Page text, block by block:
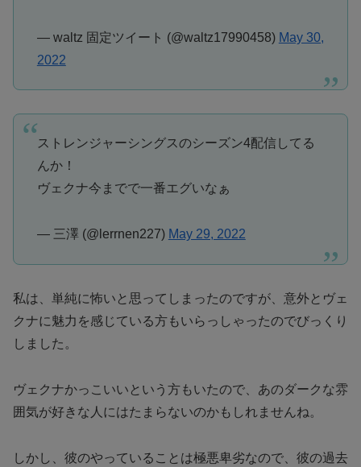
— waltz 固定ツイート (@waltz17990458) May 30,
2022
ストレンジャーシングスのシーズン4配信してる
んか！
ヴェクナ今までで一番エグいなぁ
— 三澤 (@lerrnen227) May 29, 2022
私は、単純に怖いと思ってしまったのですが、意外とヴェ
クナに魅力を感じている方もいらっしゃったのでびっくり
しました。
ヴェクナかっこいいという方もいたので、あのダークな雰
囲気が好きな人にはたまらないのかもしれませんね。
しかし、彼のやっていることは極悪卑劣なので、彼の過去